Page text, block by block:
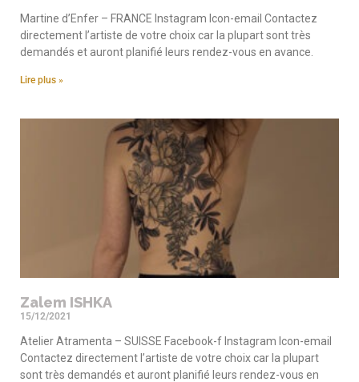
Martine d’Enfer – FRANCE Instagram Icon-email Contactez
directement l’artiste de votre choix car la plupart sont très
demandés et auront planifié leurs rendez-vous en avance.
Lire plus »
Zalem ISHKA
15/12/2021
Atelier Atramenta – SUISSE Facebook-f Instagram Icon-email
Contactez directement l’artiste de votre choix car la plupart
sont très demandés et auront planifié leurs rendez-vous en